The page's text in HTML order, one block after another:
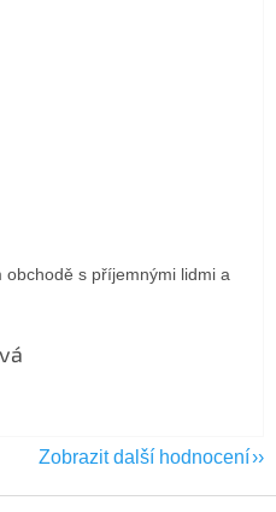
je 5 z 5 hvězdiček.
je 5 z 5 hvězdiček.
s příjemnými lidmi a
je 5 z 5 hvězdiček.
Zobrazit další hodnocení